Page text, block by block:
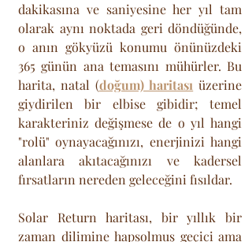
dakikasına ve saniyesine her yıl tam
olarak aynı noktada geri döndüğünde,
o anın gökyüzü konumu önünüzdeki
365 günün ana temasını mühürler. Bu
harita, natal (doğum) haritası üzerine
giydirilen bir elbise gibidir; temel
karakteriniz değişmese de o yıl hangi
"rolü" oynayacağınızı, enerjinizi hangi
alanlara akıtacağınızı ve kadersel
fırsatların nereden geleceğini fısıldar.
Solar Return haritası, bir yıllık bir
zaman dilimine hapsolmuş geçici ama